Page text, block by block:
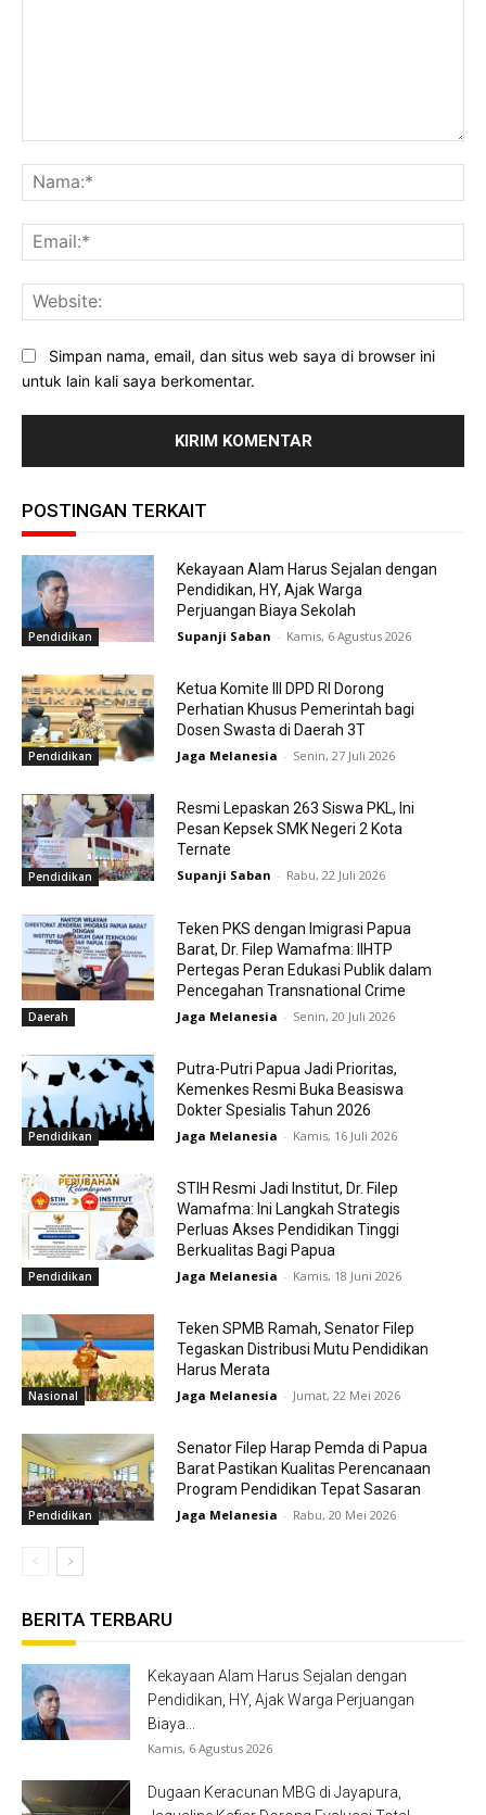
Simpan nama, email, dan situs web saya di browser ini
untuk lain kali saya berkomentar.
POSTINGAN TERKAIT
Pendidikan
Kekayaan Alam Harus Sejalan dengan
Pendidikan, HY, Ajak Warga
Perjuangan Biaya Sekolah
Supanji Saban - Kamis, 6 Agustus 2026
Pendidikan
Ketua Komite III DPD RI Dorong
Perhatian Khusus Pemerintah bagi
Dosen Swasta di Daerah 3T
Jaga Melanesia - Senin, 27 Juli 2026
Pendidikan
Resmi Lepaskan 263 Siswa PKL, Ini
Pesan Kepsek SMK Negeri 2 Kota
Ternate
Supanji Saban - Rabu, 22 Juli 2026
Daerah
Teken PKS dengan Imigrasi Papua
Barat, Dr. Filep Wamafma: IIHTP
Pertegas Peran Edukasi Publik dalam
Pencegahan Transnational Crime
Jaga Melanesia - Senin, 20 Juli 2026
Pendidikan
Putra-Putri Papua Jadi Prioritas,
Kemenkes Resmi Buka Beasiswa
Dokter Spesialis Tahun 2026
Jaga Melanesia - Kamis, 16 Juli 2026
Pendidikan
STIH Resmi Jadi Institut, Dr. Filep
Wamafma: Ini Langkah Strategis
Perluas Akses Pendidikan Tinggi
Berkualitas Bagi Papua
Jaga Melanesia - Kamis, 18 Juni 2026
Nasional
Teken SPMB Ramah, Senator Filep
Tegaskan Distribusi Mutu Pendidikan
Harus Merata
Jaga Melanesia - Jumat, 22 Mei 2026
Pendidikan
Senator Filep Harap Pemda di Papua
Barat Pastikan Kualitas Perencanaan
Program Pendidikan Tepat Sasaran
Jaga Melanesia - Rabu, 20 Mei 2026
BERITA TERBARU
Kekayaan Alam Harus Sejalan dengan
Pendidikan, HY, Ajak Warga Perjuangan
Biaya...
Kamis, 6 Agustus 2026
Dugaan Keracunan MBG di Jayapura,